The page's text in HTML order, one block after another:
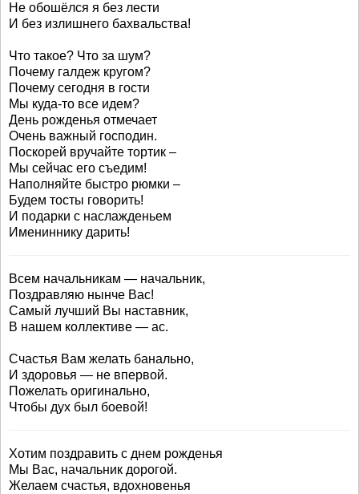
Не обошёлся я без лести
И без излишнего бахвальства!
Что такое? Что за шум?
Почему галдеж кругом?
Почему сегодня в гости
Мы куда-то все идем?
День рожденья отмечает
Очень важный господин.
Поскорей вручайте тортик –
Мы сейчас его съедим!
Наполняйте быстро рюмки –
Будем тосты говорить!
И подарки с наслажденьем
Имениннику дарить!
Всем начальникам — начальник,
Поздравляю нынче Вас!
Самый лучший Вы наставник,
В нашем коллективе — ас.
Счастья Вам желать банально,
И здоровья — не впервой.
Пожелать оригинально,
Чтобы дух был боевой!
Хотим поздравить с днем рожденья
Мы Вас, начальник дорогой.
Желаем счастья, вдохновенья